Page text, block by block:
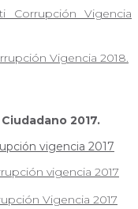
Corrupción Vigencia
Vigencia 2018.
2017.
vigencia 2017
vigencia 2017
Vigencia 2017